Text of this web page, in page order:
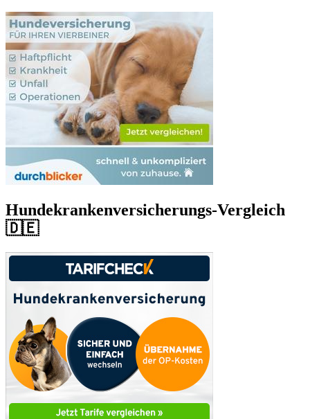
Hundekrankenversicherungs-Vergleich
🇩🇪